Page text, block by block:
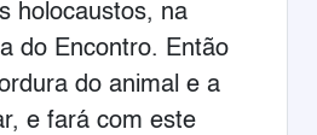
holocaustos, na
do Encontro. Então
do animal e a
e fará com este